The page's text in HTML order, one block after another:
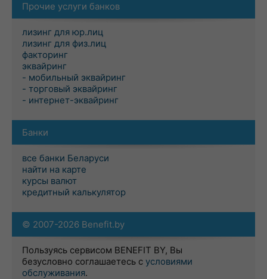
Прочие услуги банков
лизинг для юр.лиц
лизинг для физ.лиц
факторинг
эквайринг
- мобильный эквайринг
- торговый эквайринг
- интернет-эквайринг
Банки
все банки Беларуси
найти на карте
курсы валют
кредитный калькулятор
© 2007-2026 Benefit.by
Пользуясь сервисом BENEFIT BY, Вы
безусловно соглашаетесь с условиями
обслуживания.